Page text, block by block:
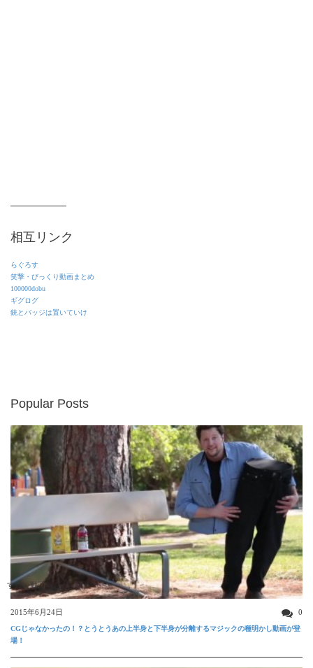
相互リンク
らぐろす
笑撃・びっくり動画まとめ
100000dobu
ギグログ
銃とバッジは置いていけ
Popular Posts
すごい動画
2015年6月24日 0
CGじゃなかったの！？とうとうあの上半身と下半身が分離するマジックの種明かし動画が登
場！